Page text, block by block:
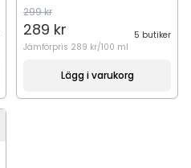
299 kr
289 kr
5 butiker
Jämförpris 289 kr/100 ml
Lägg i varukorg